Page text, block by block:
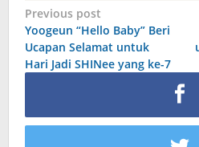
Post
navigation
Previous post
Yoogeun “Hello Baby” Beri
Ucapan Selamat untuk
Hari Jadi SHINee yang ke-7